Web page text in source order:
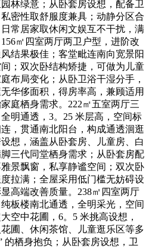
林绿意；从卧套房设想，配备卫
密性取舒服度兼具；动静分区合
常居家取休闲文娱互不干扰，满
㎡四室两厅两卫户型，进阶改
结果极佳；客堂毗连南向宽景阳
；双次卧结构矫捷，可做为儿童
布局变化；从卧卫浴干湿分手，
华侈面积，得房率高，兼顾适用
庭栖身需求。222㎡五室两厅三
明通透，3。25 米层高，空间标
，贯通南北阳台，构成通透洄逛
想，涵盖从卧套房、儿童房、白
三代同堂栖身需求；从卧套房配
景飘窗，私享静谧空间；双次卧
拉满；全屋采用低门槛无妨碍设
高端改善质量。238㎡四室两厅
板楼南北通透，全明采光，空间
空中花圃，6。5 米挑高设想，
圃、休闲茶馆、儿童逛乐区等多
的栖身抱负；从卧套房设想，卫